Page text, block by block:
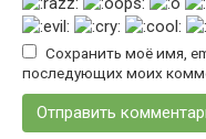
Сохранить моё имя,
последующих моих